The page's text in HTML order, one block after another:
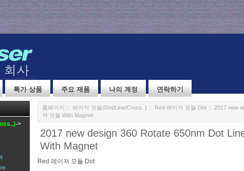
특가 상품 주요 제품 나의 계정 연락하기
->
홈페이지 :: 레이저 모듈(Dot/Line/Cross..) :: Red 레이저 모듈 Dot:: 2017 new
저 모듈 With Magnet
2017 new design 360 Rotate 650nm Dot
With Magnet
Red 레이저 모듈 Dot